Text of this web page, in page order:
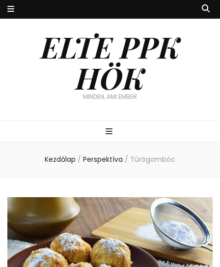
ELTE PPK
HÖK
MINDEN, AMI EMBER
Kezdőlap / Perspektíva / Túrógombóc